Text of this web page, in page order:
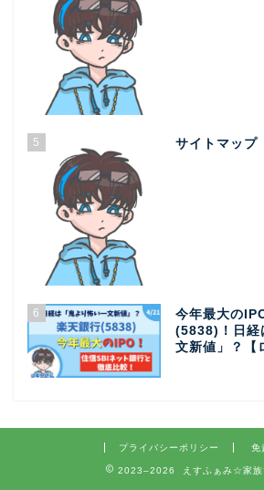
5 サイトマップ
6
今年最大の
(5838)！日経
文新値」？【
プライバシーポリシー 免
2023–2026 えすふぁみ☆家族